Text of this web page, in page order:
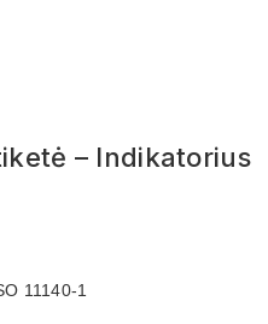
– Indikatorius
11140-1